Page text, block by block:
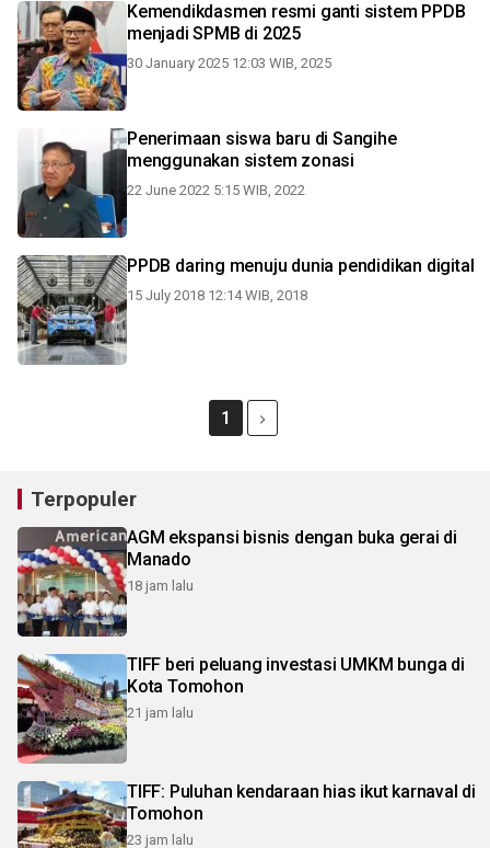
Kemendikdasmen resmi ganti sistem PPDB
menjadi SPMB di 2025
30 January 2025 12:03 WIB, 2025
Penerimaan siswa baru di Sangihe
menggunakan sistem zonasi
22 June 2022 5:15 WIB, 2022
PPDB daring menuju dunia pendidikan digital
15 July 2018 12:14 WIB, 2018
1
Terpopuler
AGM ekspansi bisnis dengan buka gerai di
Manado
18 jam lalu
TIFF beri peluang investasi UMKM bunga di
Kota Tomohon
21 jam lalu
TIFF: Puluhan kendaraan hias ikut karnaval di
Tomohon
23 jam lalu